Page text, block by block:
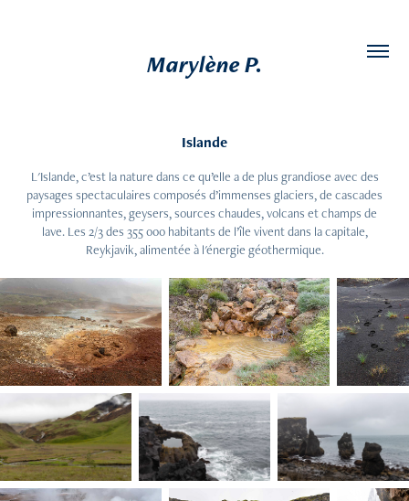
Marylène P.
Islande
L'Islande, c’est la nature dans ce qu’elle a de plus grandiose avec des
paysages spectaculaires composés d’immenses glaciers, de cascades
impressionnantes, geysers, sources chaudes, volcans et champs de
lave. Les 2/3 des 355 000 habitants de l’île vivent dans la capitale,
Reykjavik, alimentée à l'énergie géothermique.